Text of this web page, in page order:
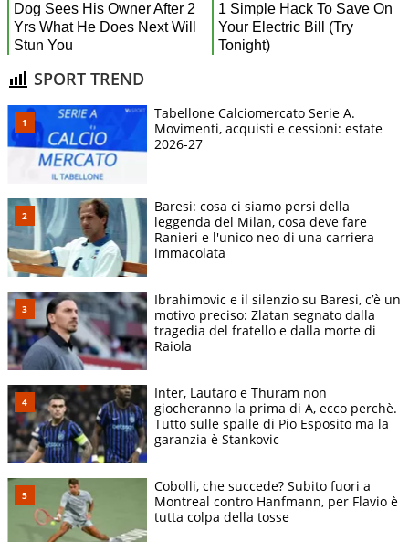
SPORT TREND
Tabellone Calciomercato Serie A.
Movimenti, acquisti e cessioni: estate
2026-27
Baresi: cosa ci siamo persi della
leggenda del Milan, cosa deve fare
Ranieri e l'unico neo di una carriera
immacolata
Ibrahimovic e il silenzio su Baresi, c’è un
motivo preciso: Zlatan segnato dalla
tragedia del fratello e dalla morte di
Raiola
Inter, Lautaro e Thuram non
giocheranno la prima di A, ecco perchè.
Tutto sulle spalle di Pio Esposito ma la
garanzia è Stankovic
Cobolli, che succede? Subito fuori a
Montreal contro Hanfmann, per Flavio è
tutta colpa della tosse